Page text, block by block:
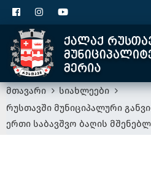
მთავარი
სიახლეები
რუსთავში მუნიციპალური
ერთი საბავშვო ბაღის